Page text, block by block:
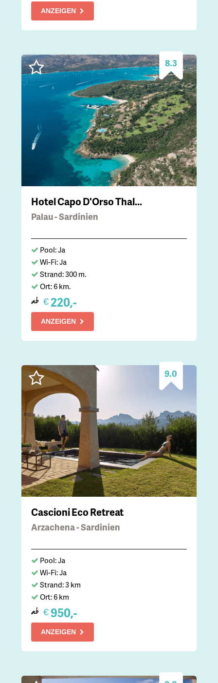
ANZEIGEN
8.3
Hotel Capo D'Orso Thal...
Palau - Sardinien
Pool: Ja
Wi-Fi: Ja
Strand: 300 m.
Ort: 6 km.
ab €220,-
ANZEIGEN
9.0
Cascioni Eco Retreat
Arzachena - Sardinien
Pool: Ja
Wi-Fi: Ja
Strand: 3 km
Ort: 6 km
ab € 950,-
ANZEIGEN